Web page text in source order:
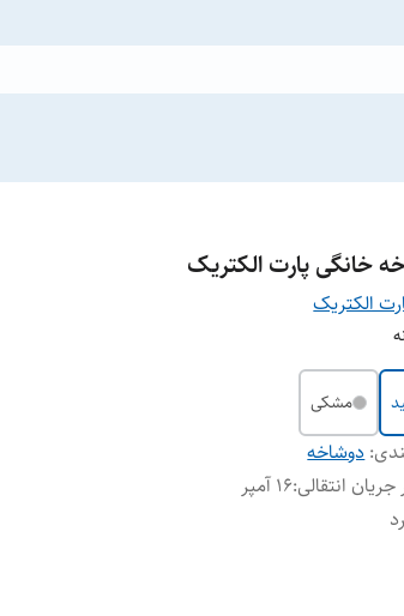
خانگی پارت الکتریک
الکتریک
مشکی
:دوشاخه
انتقالی:16 آمپر